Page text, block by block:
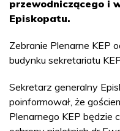
przewodniczącego i
Episkopatu.
Zebranie Plenarne KEP
budynku sekretariatu
Sekretarz generalny
poinformował, że
Plenarnego KEP będzie